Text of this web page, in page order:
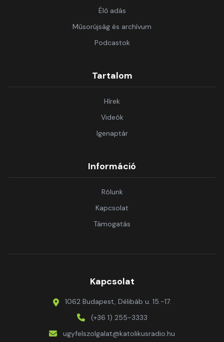
Élő adás
Műsorújság és archívum
Podcastok
Tartalom
Hírek
Videók
Igenaptár
Információ
Rólunk
Kapcsolat
Támogatás
Kapcsolat
1062 Budapest, Délibáb u. 15.-17.
(+36 1) 255-3333
ugyfelszolgalat@katolikusradio.hu